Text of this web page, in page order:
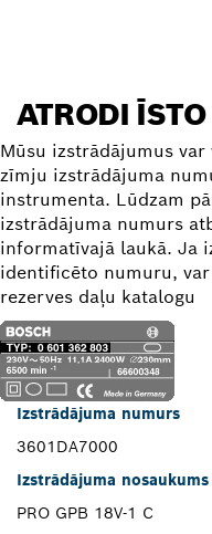
ATRODI
Mūsu izstrādājumus
zīmju izstrādājuma
instrumenta. Lūdzam
izstrādājuma numurs
informatīvajā laukā. Ja
identificēto numuru,
rezerves daļu katalogu
Izstrādājuma numurs
3601DA7000
Izstrādājuma nosaukums
PRO GPB 18V-1 C